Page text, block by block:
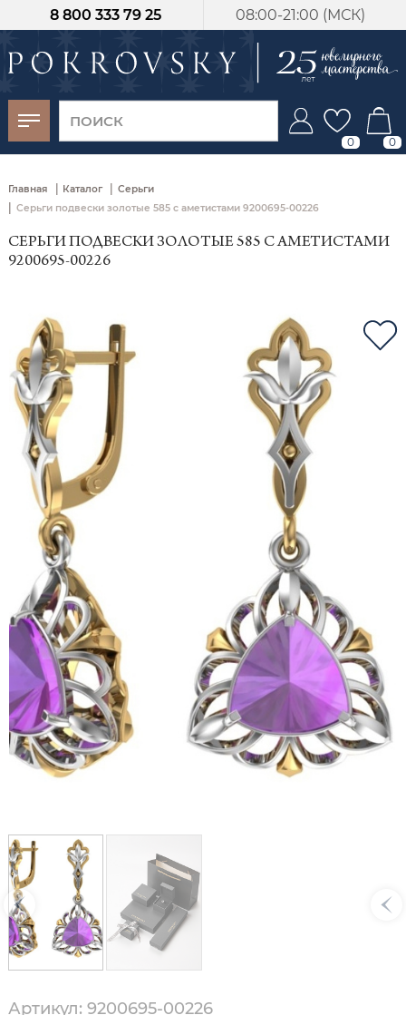
08:00-21:00 (МСК)
8 800 333 79 25
0 0
Главная | Каталог | Серьги
| Серьги подвески золотые 585 с аметистами 9200695-00226
СЕРЬГИ ПОДВЕСКИ ЗОЛОТЫЕ 585 С АМЕТИСТАМИ
9200695-00226
Артикул: 9200695-00226
-30%
от 15 дней с
момента оплаты